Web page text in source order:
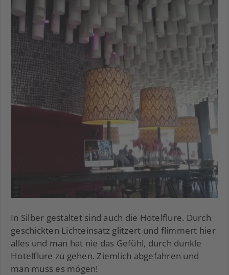
In Silber gestaltet sind auch die Hotelflure. Durch
geschickten Lichteinsatz glitzert und flimmert hier
alles und man hat nie das Gefühl, durch dunkle
Hotelflure zu gehen. Ziemlich abgefahren und
man muss es mögen!